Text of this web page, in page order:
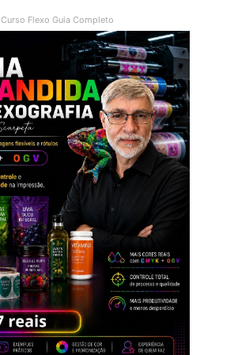
Curso Flexo Guia Completo